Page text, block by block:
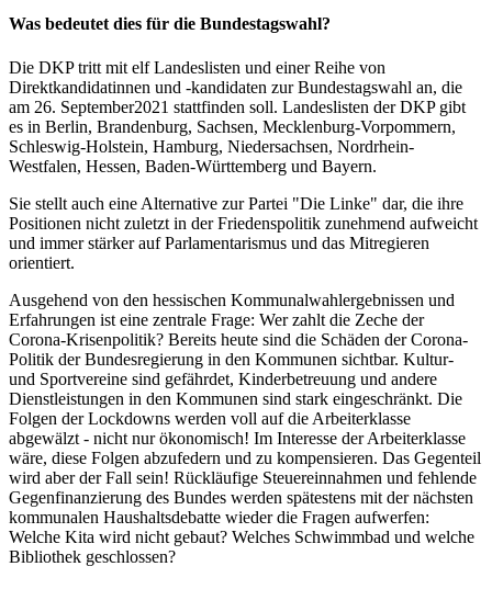
Was bedeutet dies für die Bundestagswahl?
Die DKP tritt mit elf Landeslisten und einer Reihe von
Direktkandidatinnen und -kandidaten zur Bundestagswahl an, die
am 26. September2021 stattfinden soll. Landeslisten der DKP gibt
es in Berlin, Brandenburg, Sachsen, Mecklenburg-Vorpommern,
Schleswig-Holstein, Hamburg, Niedersachsen, Nordrhein-
Westfalen, Hessen, Baden-Württemberg und Bayern.
Sie stellt auch eine Alternative zur Partei "Die Linke" dar, die ihre
Positionen nicht zuletzt in der Friedenspolitik zunehmend aufweicht
und immer stärker auf Parlamentarismus und das Mitregieren
orientiert.
Ausgehend von den hessischen Kommunalwahlergebnissen und
Erfahrungen ist eine zentrale Frage: Wer zahlt die Zeche der
Corona-Krisenpolitik? Bereits heute sind die Schäden der Corona-
Politik der Bundesregierung in den Kommunen sichtbar. Kultur-
und Sportvereine sind gefährdet, Kinderbetreuung und andere
Dienstleistungen in den Kommunen sind stark eingeschränkt. Die
Folgen der Lockdowns werden voll auf die Arbeiterklasse
abgewälzt - nicht nur ökonomisch! Im Interesse der Arbeiterklasse
wäre, diese Folgen abzufedern und zu kompensieren. Das Gegenteil
wird aber der Fall sein! Rückläufige Steuereinnahmen und fehlende
Gegenfinanzierung des Bundes werden spätestens mit der nächsten
kommunalen Haushaltsdebatte wieder die Fragen aufwerfen:
Welche Kita wird nicht gebaut? Welches Schwimmbad und welche
Bibliothek geschlossen?